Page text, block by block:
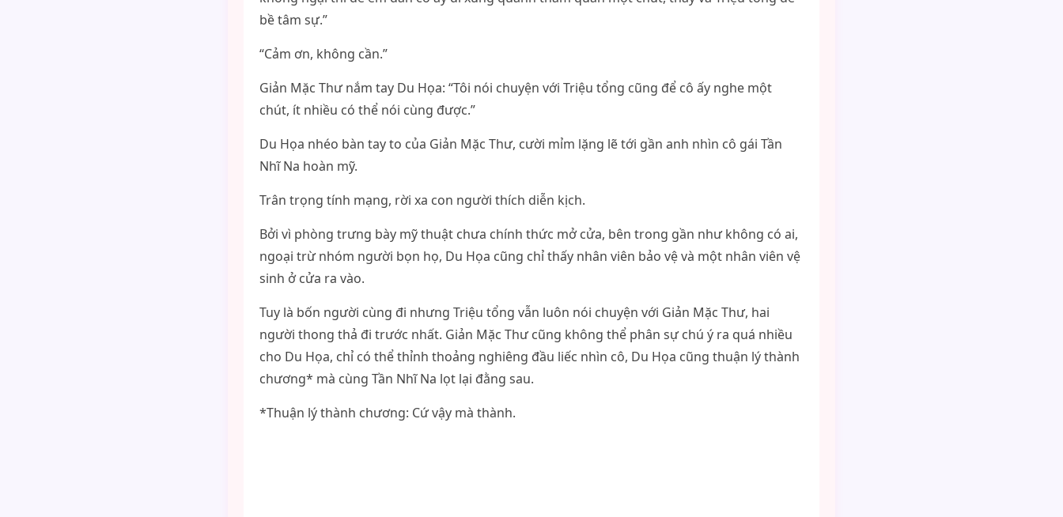
bề tâm sự.”
“Cảm ơn, không cần.”
Giản Mặc Thư nắm tay Du Họa: “Tôi nói chuyện với Triệu tổng cũng để cô ấy nghe một
chút, ít nhiều có thể nói cùng được.”
Du Họa nhéo bàn tay to của Giản Mặc Thư, cười mỉm lặng lẽ tới gần anh nhìn cô gái Tần
Nhĩ Na hoàn mỹ.
Trân trọng tính mạng, rời xa con người thích diễn kịch.
Bởi vì phòng trưng bày mỹ thuật chưa chính thức mở cửa, bên trong gần như không có ai,
ngoại trừ nhóm người bọn họ, Du Họa cũng chỉ thấy nhân viên bảo vệ và một nhân viên vệ
sinh ở cửa ra vào.
Tuy là bốn người cùng đi nhưng Triệu tổng vẫn luôn nói chuyện với Giản Mặc Thư, hai
người thong thả đi trước nhất. Giản Mặc Thư cũng không thể phân sự chú ý ra quá nhiều
cho Du Họa, chỉ có thể thỉnh thoảng nghiêng đầu liếc nhìn cô, Du Họa cũng thuận lý thành
chương* mà cùng Tần Nhĩ Na lọt lại đằng sau.
*Thuận lý thành chương: Cứ vậy mà thành.